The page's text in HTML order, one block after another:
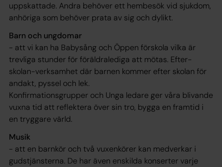
uppskattade. Andra behöver ett hembesök vid sjukdom,
anhöriga som behöver prata av sig och dylikt.
Barn och ungdomar
- att vi kan ha Babysång och Öppen förskola vilka är
trevliga stunder för föräldralediga att mötas. Efter-
skolan-verksamhet där barnen kommer efter skolan för
andakt, pyssel och lek.
Konfirmationsgrupper och Unga ledare ger våra blivande
vuxna tid att reflektera över sin tro, bygga en framtid i
en tryggare värld.
Musik
- att en barnkör och två vuxenkörer kan medverkar i
gudstjänsterna. De har även enskilda konserter varje